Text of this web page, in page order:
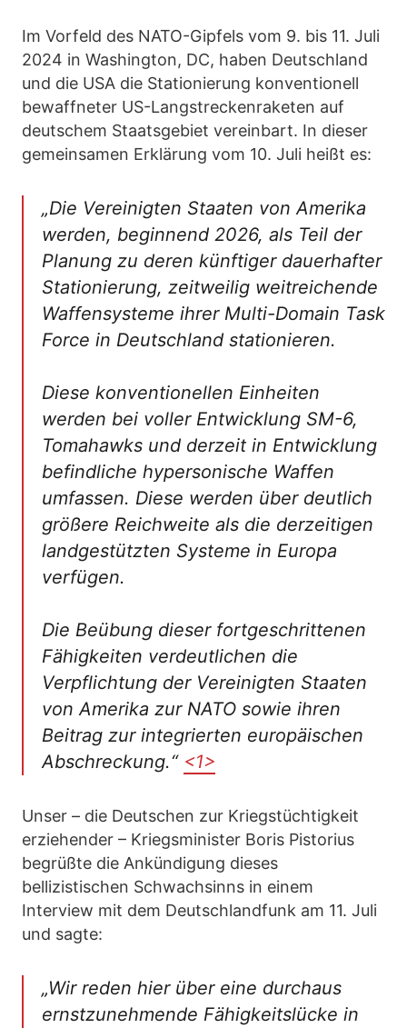
Im Vorfeld des NATO-Gipfels vom 9. bis 11. Juli
2024 in Washington, DC, haben Deutschland
und die USA die Stationierung konventionell
bewaffneter US-Langstreckenraketen auf
deutschem Staatsgebiet vereinbart. In dieser
gemeinsamen Erklärung vom 10. Juli heißt es:
„Die Vereinigten Staaten von Amerika
werden, beginnend 2026, als Teil der
Planung zu deren künftiger dauerhafter
Stationierung, zeitweilig weitreichende
Waffensysteme ihrer Multi-Domain Task
Force in Deutschland stationieren.
Diese konventionellen Einheiten
werden bei voller Entwicklung SM-6,
Tomahawks und derzeit in Entwicklung
befindliche hypersonische Waffen
umfassen. Diese werden über deutlich
größere Reichweite als die derzeitigen
landgestützten Systeme in Europa
verfügen.
Die Beübung dieser fortgeschrittenen
Fähigkeiten verdeutlichen die
Verpflichtung der Vereinigten Staaten
von Amerika zur NATO sowie ihren
Beitrag zur integrierten europäischen
Abschreckung.“ <1>
Unser – die Deutschen zur Kriegstüchtigkeit
erziehender – Kriegsminister Boris Pistorius
begrüßte die Ankündigung dieses
bellizistischen Schwachsinns in einem
Interview mit dem Deutschlandfunk am 11. Juli
und sagte:
„Wir reden hier über eine durchaus
ernstzunehmende Fähigkeitslücke in